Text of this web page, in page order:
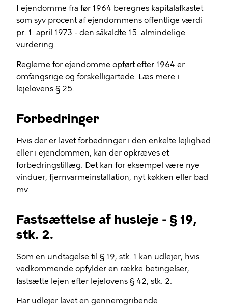
I ejendomme fra før 1964 beregnes kapitalafkastet
som syv procent af ejendommens offentlige værdi
pr. 1. april 1973 - den såkaldte 15. almindelige
vurdering.
Reglerne for ejendomme opført efter 1964 er
omfangsrige og forskelligartede. Læs mere i
lejelovens § 25.
Forbedringer
Hvis der er lavet forbedringer i den enkelte lejlighed
eller i ejendommen, kan der opkræves et
forbedringstillæg. Det kan for eksempel være nye
vinduer, fjernvarmeinstallation, nyt køkken eller bad
mv.
Fastsættelse af husleje - § 19,
stk. 2.
Som en undtagelse til § 19, stk. 1 kan udlejer, hvis
vedkommende opfylder en række betingelser,
fastsætte lejen efter lejelovens § 42, stk. 2.
Har udlejer lavet en gennemgribende